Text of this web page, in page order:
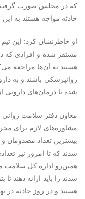
که در مجلس صورت
حادثه مواجه هستند به
مستقر شده و افرادی که
هستند به آن‌ها مراجعه
روانپزشکی باشند و به
شده تا درمان‌های دارویی
معاون دفتر سلامت روانی
مشاوره‌های لازم برای
بیشترین تعداد مصدومان
شدند که تا امروز نیز
همین‌رو اداره کل سلامت
شدند را باید ارائه دهند
هستند و در روز حادثه در